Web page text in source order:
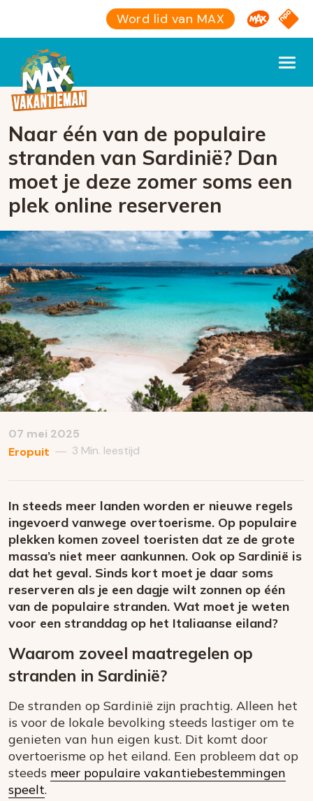
Word lid van MAX Omroep
NPO
Naar één van de populaire
stranden van Sardinië? Dan
moet je deze zomer soms een
plek online reserveren
07 mei 2025
Eropuit — 3 Min. leestijd
In steeds meer landen worden er nieuwe regels
ingevoerd vanwege overtoerisme. Op populaire
plekken komen zoveel toeristen dat ze de grote
massa’s niet meer aankunnen. Ook op Sardinië is
dat het geval. Sinds kort moet je daar soms
reserveren als je een dagje wilt zonnen op één
van de populaire stranden. Wat moet je weten
voor een stranddag op het Italiaanse eiland?
Waarom zoveel maatregelen op
stranden in Sardinië?
De stranden op Sardinië zijn prachtig. Alleen het
is voor de lokale bevolking steeds lastiger om te
genieten van hun eigen kust. Dit komt door
overtoerisme op het eiland. Een probleem dat op
steeds meer populaire vakantiebestemmingen
speelt.